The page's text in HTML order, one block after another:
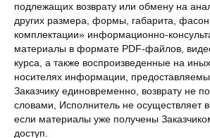
подлежащих возврату или обмену на
других размера, формы, габарита,
комплектации» информационно-
материалы в формате PDF-файлов,
курса, а также воспроизведенные на
носителях информации,
Заказчику единовременно, возврату не
словами, Исполнитель не осуществляет
если материалы уже получены
доступ.